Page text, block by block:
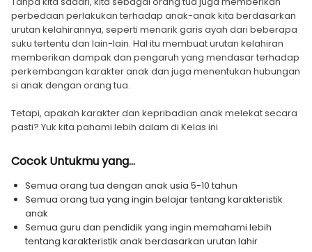
perbedaan perlakukan terhadap anak-anak kita berdasarkan
urutan kelahirannya, seperti menarik garis ayah dari beberapa
suku tertentu dan lain-lain. Hal itu membuat urutan kelahiran
memberikan dampak dan pengaruh yang mendasar terhadap
perkembangan karakter anak dan juga menentukan hubungan
si anak dengan orang tua.
Tetapi, apakah karakter dan kepribadian anak melekat secara
pasti? Yuk kita pahami lebih dalam di Kelas ini
Cocok Untukmu yang...
Semua orang tua dengan anak usia 5-10 tahun
Semua orang tua yang ingin belajar tentang karakteristik
anak
Semua guru dan pendidik yang ingin memahami lebih
tentang karakteristik anak berdasarkan urutan lahir